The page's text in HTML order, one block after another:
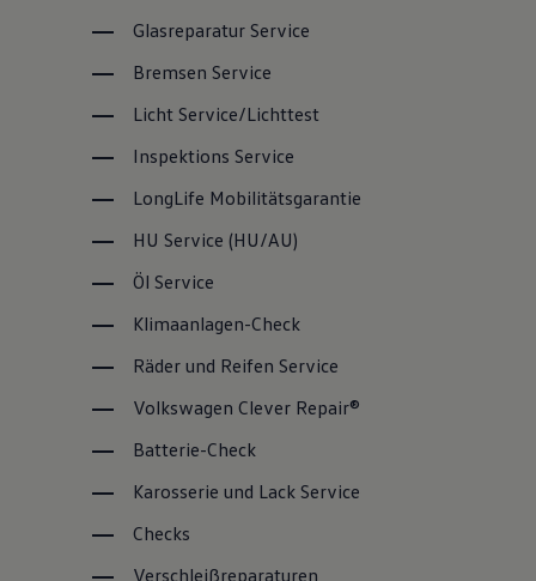
Glasreparatur Service
Bremsen Service
Licht Service/Lichttest
Inspektions Service
LongLife Mobilitätsgarantie
HU Service (HU/AU)
Öl Service
Klimaanlagen-Check
Räder und Reifen Service
Volkswagen Clever Repair®
Batterie-Check
Karosserie und Lack Service
Checks
Verschleißreparaturen